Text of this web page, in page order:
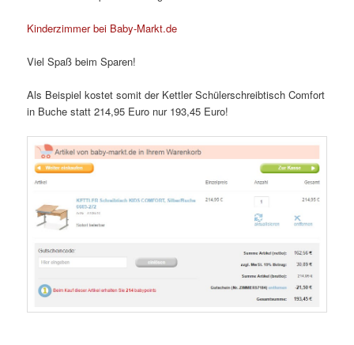
Kinderzimmer bei Baby-Markt.de
Viel Spaß beim Sparen!
Als Beispiel kostet somit der Kettler Schülerschreibtisch Comfort
in Buche statt 214,95 Euro nur 193,45 Euro!